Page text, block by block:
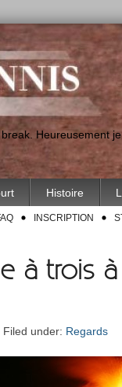
Heureusement
Histoire
INSCRIPTION
à trois
under: Regards